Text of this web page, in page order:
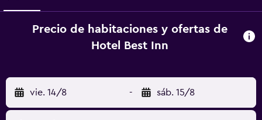
Precio de habitaciones y ofertas de
Hotel Best Inn
vie. 14/8 - sáb. 15/8